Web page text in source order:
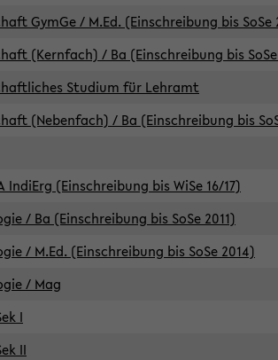
GymGe / M.Ed. (Einschreibung bis SoSe
(Kernfach) / Ba (Einschreibung bis SoSe
Studium für Lehramt
(Nebenfach) / Ba (Einschreibung bis
IndiErg (Einschreibung bis WiSe 16/17)
/ Ba (Einschreibung bis SoSe 2011)
/ M.Ed. (Einschreibung bis SoSe 2014)
/ Mag
I
II